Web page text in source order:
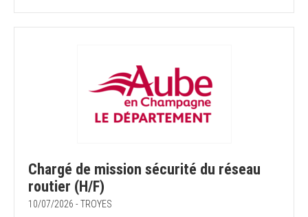
Chargé de mission sécurité du réseau
routier (H/F)
10/07/2026 - TROYES